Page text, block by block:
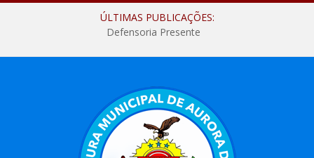
ÚLTIMAS PUBLICAÇÕES:
Defensoria Presente